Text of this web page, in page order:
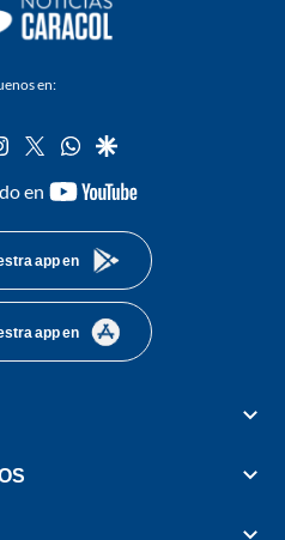
en:
instagram
twitterwhatsapp
google
en
youtube-
app en
app en